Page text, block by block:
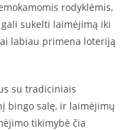
rodyklėmis,
sukelti laimėjimą iki
labiau primena loteriją
su tradiciniais
bingo salę, ir laimėjimų
tikimybė čia